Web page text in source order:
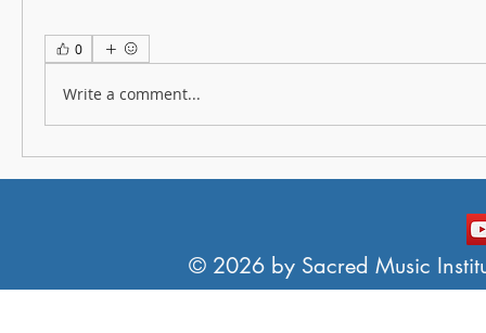
0
Write a comment...
© 2026 by Sacred Music